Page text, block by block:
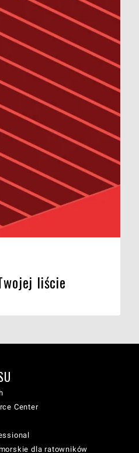
liście
Center
dla ratowników